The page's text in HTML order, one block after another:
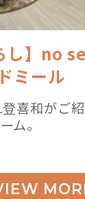
し】no
ミール
喜和がご
ム。